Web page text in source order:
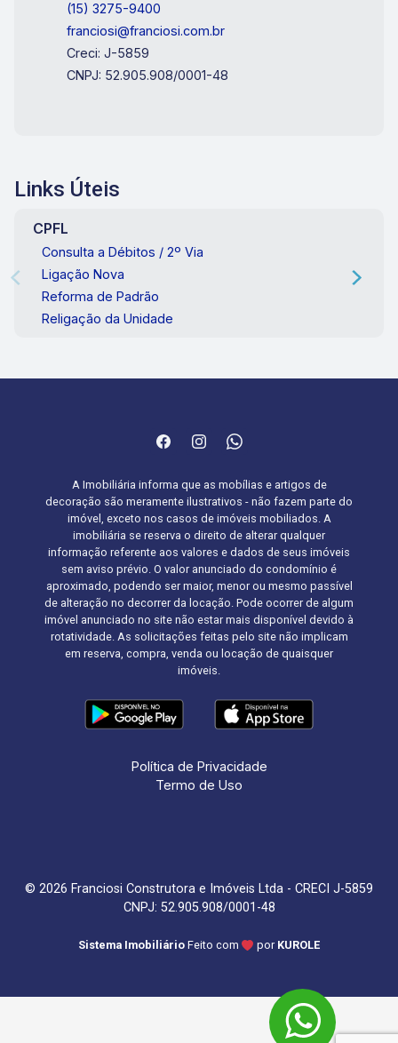
(15) 3275-9400
franciosi@franciosi.com.br
Creci: J-5859
CNPJ: 52.905.908/0001-48
Links Úteis
CPFL
Consulta a Débitos / 2º Via
Ligação Nova
Reforma de Padrão
Religação da Unidade
A Imobiliária informa que as mobílias e artigos de
decoração são meramente ilustrativos - não fazem parte do
imóvel, exceto nos casos de imóveis mobiliados. A
imobiliária se reserva o direito de alterar qualquer
informação referente aos valores e dados de seus imóveis
sem aviso prévio. O valor anunciado do condomínio é
aproximado, podendo ser maior, menor ou mesmo passível
de alteração no decorrer da locação. Pode ocorrer de algum
imóvel anunciado no site não estar mais disponível devido à
rotatividade. As solicitações feitas pelo site não implicam
em reserva, compra, venda ou locação de quaisquer
imóveis.
Política de Privacidade
Termo de Uso
© 2026 Franciosi Construtora e Imóveis Ltda - CRECI J-5859
CNPJ: 52.905.908/0001-48
Sistema Imobiliário Feito com por KUROLE